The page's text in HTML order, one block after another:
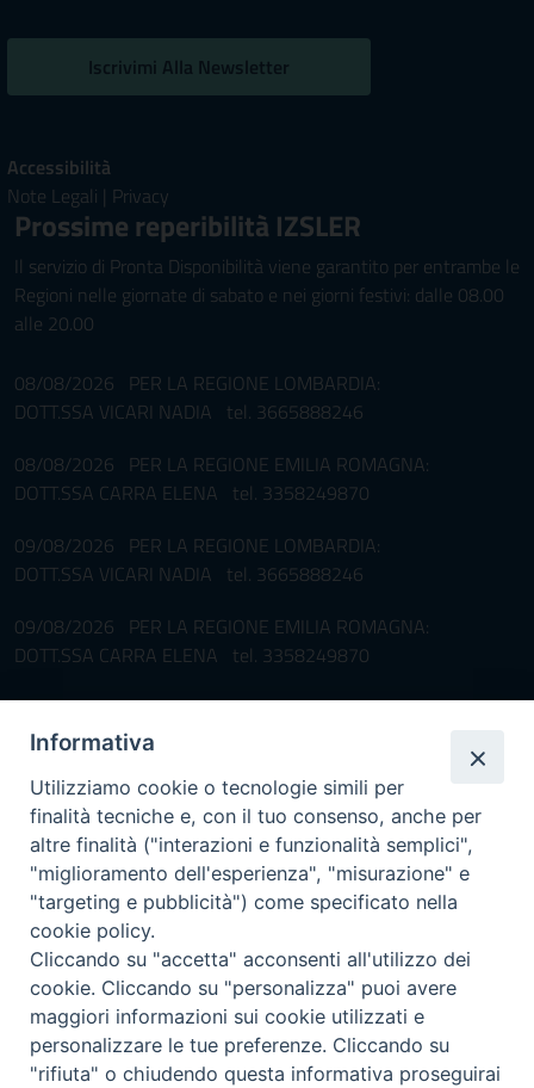
Iscrivimi Alla Newsletter
Accessibilità
Note Legali | Privacy
Prossime reperibilità IZSLER
Il servizio di Pronta Disponibilità viene garantito per entrambe le
Regioni nelle giornate di sabato e nei giorni festivi: dalle 08.00
alle 20.00
08/08/2026 PER LA REGIONE LOMBARDIA:
DOTT.SSA VICARI NADIA tel. 3665888246
08/08/2026 PER LA REGIONE EMILIA ROMAGNA:
DOTT.SSA CARRA ELENA tel. 3358249870
09/08/2026 PER LA REGIONE LOMBARDIA:
DOTT.SSA VICARI NADIA tel. 3665888246
09/08/2026 PER LA REGIONE EMILIA ROMAGNA:
DOTT.SSA CARRA ELENA tel. 3358249870
Il servizio di Pronta Disponibilità viene garantito per entrambe le
Regioni nelle giornate di sabato e nei giorni festivi: dalle 08.00
alle 20.00
Accompagnare il campione con la scheda di segnalazione caso
(Link alla Circolare)e la relativa modulistica
Per l'Emilia-Romagna :
Per la Lombardia :Link al Mod.Accompagnamento
08/08/2026 PER LA REGIONE LOMBARDIA:
DR. PAVONI ENRICO tel. 3391639372
Informativa
Utilizziamo cookie o tecnologie simili per
finalità tecniche e, con il tuo consenso, anche per
altre finalità ("interazioni e funzionalità semplici",
"miglioramento dell'esperienza", "misurazione" e
"targeting e pubblicità") come specificato nella
cookie policy.
Cliccando su "accetta" acconsenti all'utilizzo dei
cookie. Cliccando su "personalizza" puoi avere
maggiori informazioni sui cookie utilizzati e
personalizzare le tue preferenze. Cliccando su
"rifiuta" o chiudendo questa informativa proseguirai